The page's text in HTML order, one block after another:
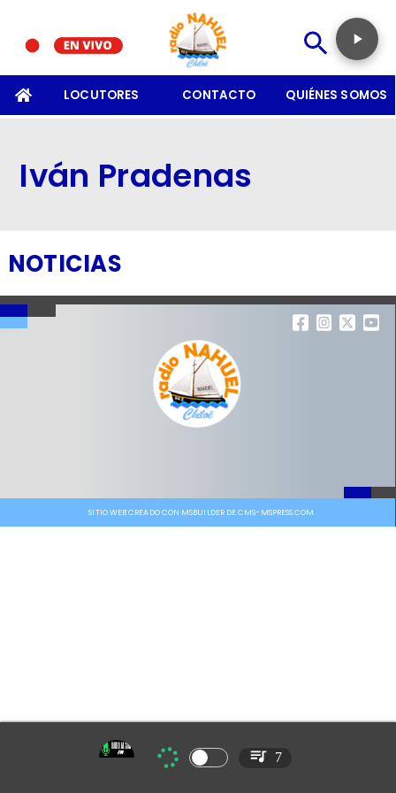
LOCUTORES CONTACTO QUIÉNES SOMOS
Iván Pradenas
NOTICIAS
SITIO WEB CREADO CON MSBUILDER DE CMS-MSPRESS.COM
7